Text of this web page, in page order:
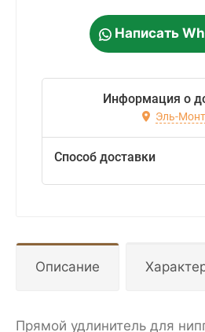
Написать
Информация о
Эль-
Способ доставки
Описание
Прямой удлинитель для